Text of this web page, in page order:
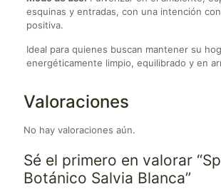
esquinas y entradas, con una intención
positiva.
Ideal para quienes buscan mantener su
energéticamente limpio, equilibrado y en
Valoraciones
No hay valoraciones aún.
Sé el primero en valorar
Botánico Salvia Blanca”